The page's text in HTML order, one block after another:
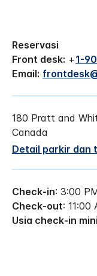
Reservasi
Front desk: +1-
Email:
180 Pratt and
Canada
Detail parkir dan
Check-in: 3:00
Check-out: 11:00
Usia check-in